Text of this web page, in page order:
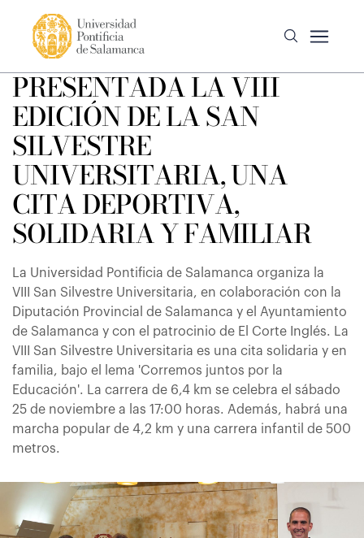
PRESENTADA LA VIII
EDICIÓN DE LA SAN
SILVESTRE
UNIVERSITARIA, UNA
CITA DEPORTIVA,
SOLIDARIA Y FAMILIAR
La Universidad Pontificia de Salamanca organiza la
VIII San Silvestre Universitaria, en colaboración con la
Diputación Provincial de Salamanca y el Ayuntamiento
de Salamanca y con el patrocinio de El Corte Inglés. La
VIII San Silvestre Universitaria es una cita solidaria y en
familia, bajo el lema 'Corremos juntos por la
Educación'. La carrera de 6,4 km se celebra el sábado
25 de noviembre a las 17:00 horas. Además, habrá una
marcha popular de 4,2 km y una carrera infantil de 500
metros.